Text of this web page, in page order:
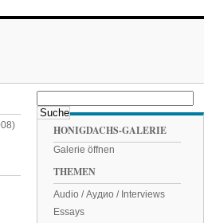
HONIGDACHS-GALERIE
Galerie öffnen
THEMEN
Audio / Аудио / Interviews
Essays